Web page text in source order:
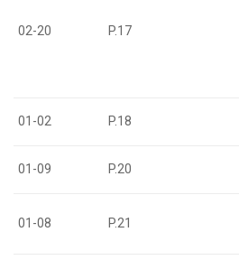
02-20 P.17
01-02 P.18
01-09 P.20
01-08 P.21